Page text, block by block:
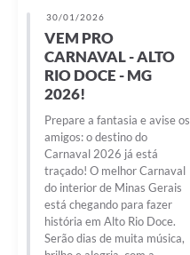
30/01/2026
VEM PRO
CARNAVAL - ALTO
RIO DOCE - MG
2026!
Prepare a fantasia e avise os
amigos: o destino do
Carnaval 2026 já está
traçado! O melhor Carnaval
do interior de Minas Gerais
está chegando para fazer
história em Alto Rio Doce.
Serão dias de muita música,